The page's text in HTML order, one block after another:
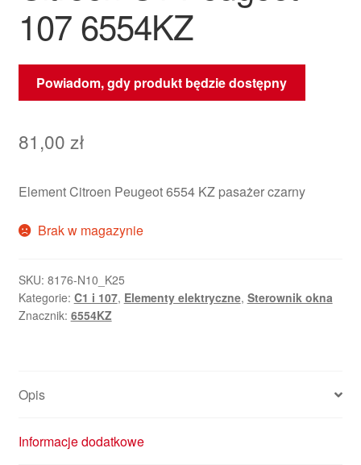
107 6554KZ
Powiadom, gdy produkt będzie dostępny
81,00 zł
Element Citroen Peugeot 6554 KZ pasażer czarny
Brak w magazynie
SKU: 8176-N10_K25
Kategorie: C1 i 107, Elementy elektryczne, Sterownik okna
Znacznik: 6554KZ
Opis
Informacje dodatkowe